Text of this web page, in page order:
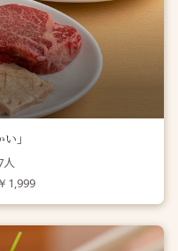
」
人
1,999